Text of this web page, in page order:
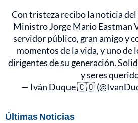
Con tristeza recibo la noticia
Ministro Jorge Mario Eastman
servidor público, gran amigo y
momentos de la vida, y uno de
dirigentes de su generación.
y seres
— Iván Duque 🇨🇴
Últimas Noticias